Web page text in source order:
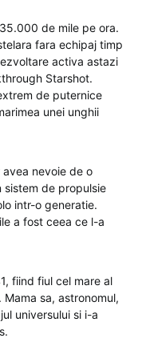
de mile pe ora.
fara echipaj timp
activa astazi
Starshot.
de puternice
unei unghii
nevoie de o
sistem de propulsie
intr-o generatie.
a fost ceea ce l-a
fiind fiul cel mare al
sa, astronomul,
universului si i-a